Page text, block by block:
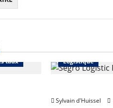
taux
Logistique
Sylvain d'Huissel